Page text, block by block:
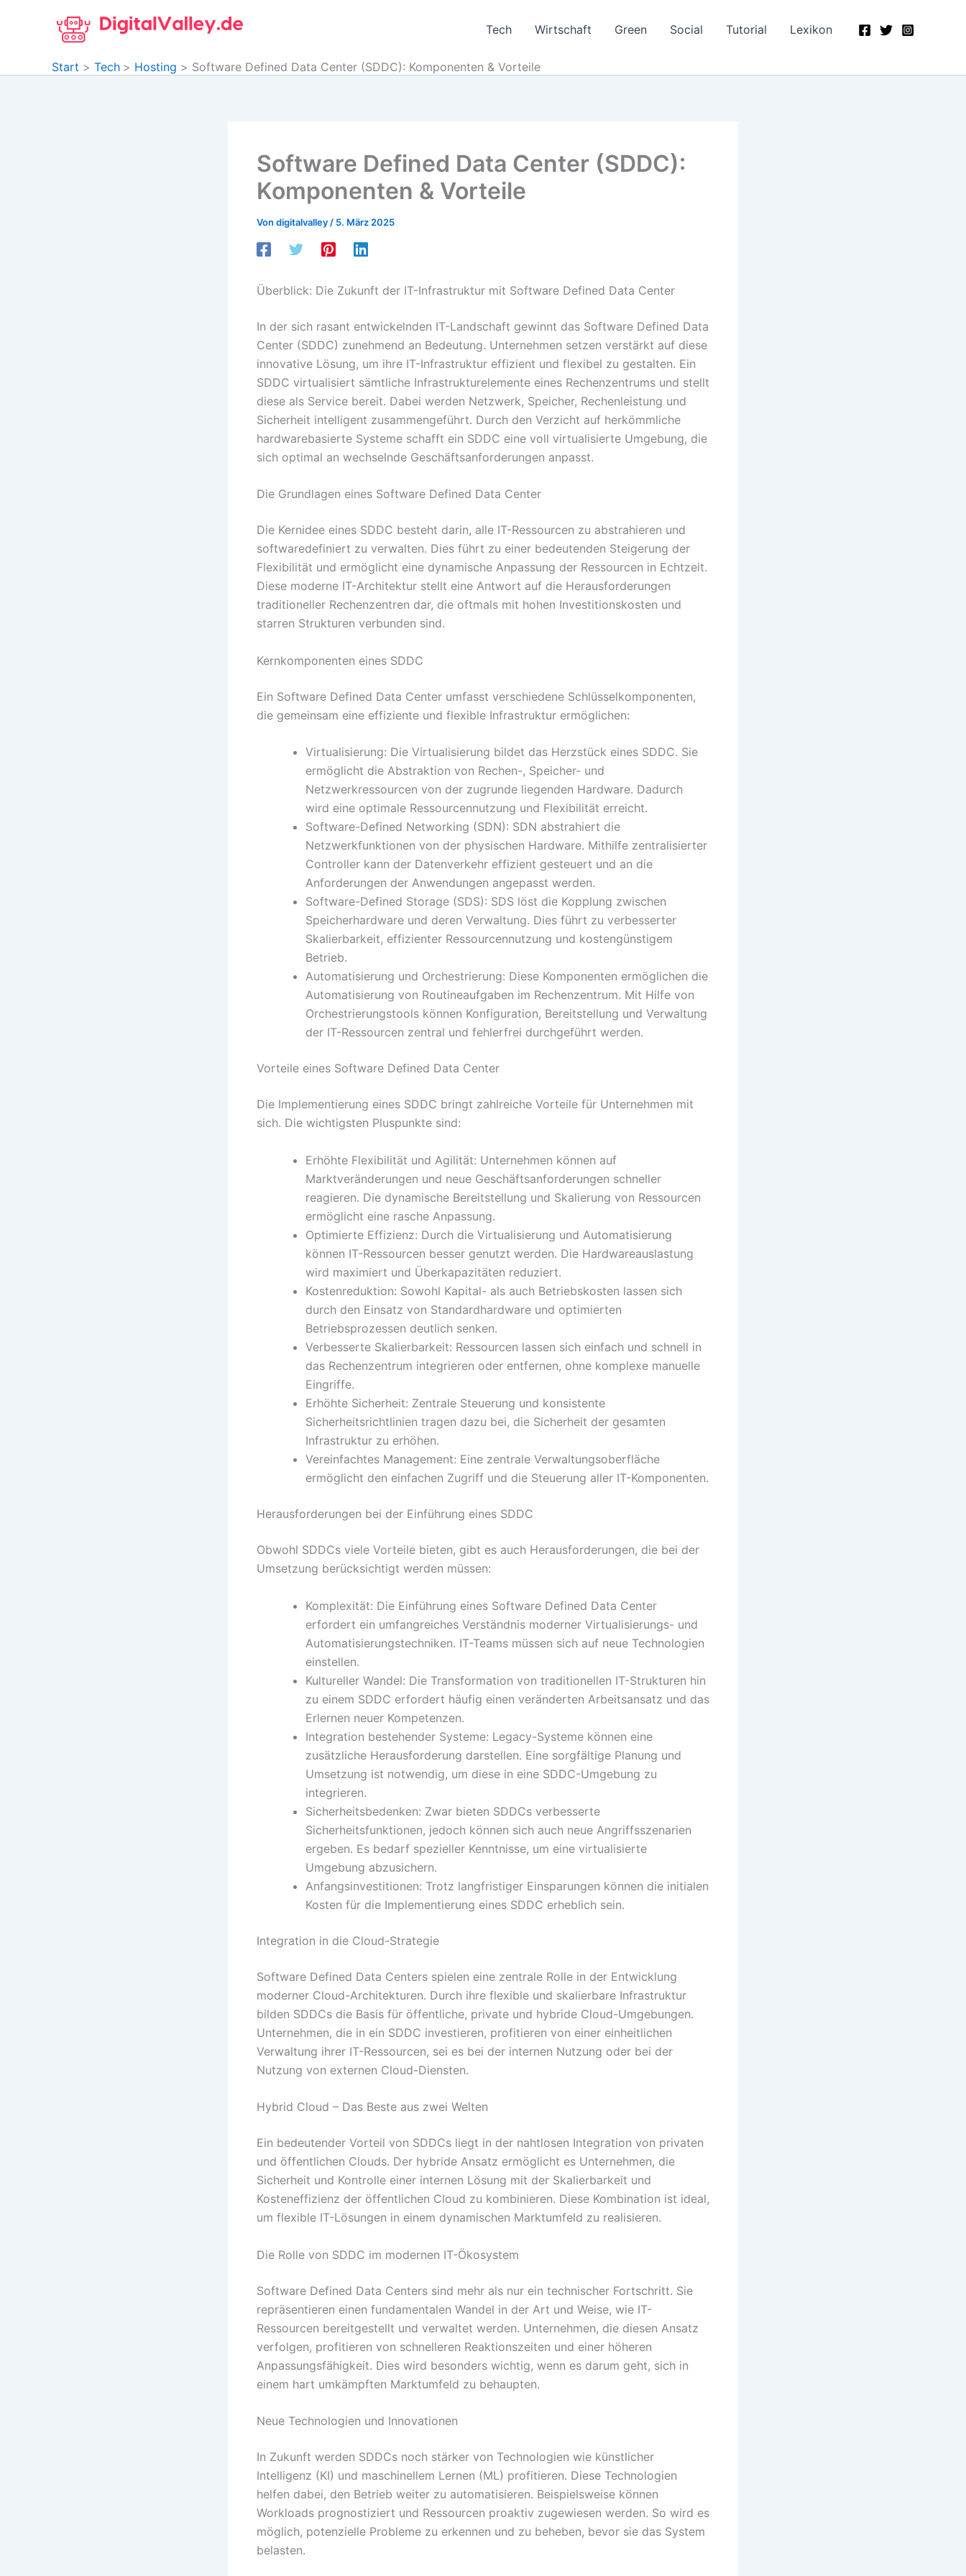
Tech Wirtschaft Green Social Tutorial Lexikon
Start Tech Hosting Software Defined Data Center (SDDC): Komponenten & Vorteile
Software Defined Data Center (SDDC):
Komponenten & Vorteile
Von digitalvalley / 5. März 2025
Überblick: Die Zukunft der IT-Infrastruktur mit Software Defined Data Center
In der sich rasant entwickelnden IT-Landschaft gewinnt das Software Defined Data
Center (SDDC) zunehmend an Bedeutung. Unternehmen setzen verstärkt auf diese
innovative Lösung, um ihre IT-Infrastruktur effizient und flexibel zu gestalten. Ein
SDDC virtualisiert sämtliche Infrastrukturelemente eines Rechenzentrums und stellt
diese als Service bereit. Dabei werden Netzwerk, Speicher, Rechenleistung und
Sicherheit intelligent zusammengeführt. Durch den Verzicht auf herkömmliche
hardwarebasierte Systeme schafft ein SDDC eine voll virtualisierte Umgebung, die
sich optimal an wechselnde Geschäftsanforderungen anpasst.
Die Grundlagen eines Software Defined Data Center
Die Kernidee eines SDDC besteht darin, alle IT-Ressourcen zu abstrahieren und
softwaredefiniert zu verwalten. Dies führt zu einer bedeutenden Steigerung der
Flexibilität und ermöglicht eine dynamische Anpassung der Ressourcen in Echtzeit.
Diese moderne IT-Architektur stellt eine Antwort auf die Herausforderungen
traditioneller Rechenzentren dar, die oftmals mit hohen Investitionskosten und
starren Strukturen verbunden sind.
Kernkomponenten eines SDDC
Ein Software Defined Data Center umfasst verschiedene Schlüsselkomponenten,
die gemeinsam eine effiziente und flexible Infrastruktur ermöglichen:
Virtualisierung: Die Virtualisierung bildet das Herzstück eines SDDC. Sie
ermöglicht die Abstraktion von Rechen-, Speicher- und
Netzwerkressourcen von der zugrunde liegenden Hardware. Dadurch
wird eine optimale Ressourcennutzung und Flexibilität erreicht.
Software-Defined Networking (SDN): SDN abstrahiert die
Netzwerkfunktionen von der physischen Hardware. Mithilfe zentralisierter
Controller kann der Datenverkehr effizient gesteuert und an die
Anforderungen der Anwendungen angepasst werden.
Software-Defined Storage (SDS): SDS löst die Kopplung zwischen
Speicherhardware und deren Verwaltung. Dies führt zu verbesserter
Skalierbarkeit, effizienter Ressourcennutzung und kostengünstigem
Betrieb.
Automatisierung und Orchestrierung: Diese Komponenten ermöglichen die
Automatisierung von Routineaufgaben im Rechenzentrum. Mit Hilfe von
Orchestrierungstools können Konfiguration, Bereitstellung und Verwaltung
der IT-Ressourcen zentral und fehlerfrei durchgeführt werden.
Vorteile eines Software Defined Data Center
Die Implementierung eines SDDC bringt zahlreiche Vorteile für Unternehmen mit
sich. Die wichtigsten Pluspunkte sind:
Erhöhte Flexibilität und Agilität: Unternehmen können auf
Marktveränderungen und neue Geschäftsanforderungen schneller
reagieren. Die dynamische Bereitstellung und Skalierung von Ressourcen
ermöglicht eine rasche Anpassung.
Optimierte Effizienz: Durch die Virtualisierung und Automatisierung
können IT-Ressourcen besser genutzt werden. Die Hardwareauslastung
wird maximiert und Überkapazitäten reduziert.
Kostenreduktion: Sowohl Kapital- als auch Betriebskosten lassen sich
durch den Einsatz von Standardhardware und optimierten
Betriebsprozessen deutlich senken.
Verbesserte Skalierbarkeit: Ressourcen lassen sich einfach und schnell in
das Rechenzentrum integrieren oder entfernen, ohne komplexe manuelle
Eingriffe.
Erhöhte Sicherheit: Zentrale Steuerung und konsistente
Sicherheitsrichtlinien tragen dazu bei, die Sicherheit der gesamten
Infrastruktur zu erhöhen.
Vereinfachtes Management: Eine zentrale Verwaltungsoberfläche
ermöglicht den einfachen Zugriff und die Steuerung aller IT-Komponenten.
Herausforderungen bei der Einführung eines SDDC
Obwohl SDDCs viele Vorteile bieten, gibt es auch Herausforderungen, die bei der
Umsetzung berücksichtigt werden müssen:
Komplexität: Die Einführung eines Software Defined Data Center
erfordert ein umfangreiches Verständnis moderner Virtualisierungs- und
Automatisierungstechniken. IT-Teams müssen sich auf neue Technologien
einstellen.
Kultureller Wandel: Die Transformation von traditionellen IT-Strukturen hin
zu einem SDDC erfordert häufig einen veränderten Arbeitsansatz und das
Erlernen neuer Kompetenzen.
Integration bestehender Systeme: Legacy-Systeme können eine
zusätzliche Herausforderung darstellen. Eine sorgfältige Planung und
Umsetzung ist notwendig, um diese in eine SDDC-Umgebung zu
integrieren.
Sicherheitsbedenken: Zwar bieten SDDCs verbesserte
Sicherheitsfunktionen, jedoch können sich auch neue Angriffsszenarien
ergeben. Es bedarf spezieller Kenntnisse, um eine virtualisierte
Umgebung abzusichern.
Anfangsinvestitionen: Trotz langfristiger Einsparungen können die initialen
Kosten für die Implementierung eines SDDC erheblich sein.
Integration in die Cloud-Strategie
Software Defined Data Centers spielen eine zentrale Rolle in der Entwicklung
moderner Cloud-Architekturen. Durch ihre flexible und skalierbare Infrastruktur
bilden SDDCs die Basis für öffentliche, private und hybride Cloud-Umgebungen.
Unternehmen, die in ein SDDC investieren, profitieren von einer einheitlichen
Verwaltung ihrer IT-Ressourcen, sei es bei der internen Nutzung oder bei der
Nutzung von externen Cloud-Diensten.
Hybrid Cloud – Das Beste aus zwei Welten
Ein bedeutender Vorteil von SDDCs liegt in der nahtlosen Integration von privaten
und öffentlichen Clouds. Der hybride Ansatz ermöglicht es Unternehmen, die
Sicherheit und Kontrolle einer internen Lösung mit der Skalierbarkeit und
Kosteneffizienz der öffentlichen Cloud zu kombinieren. Diese Kombination ist ideal,
um flexible IT-Lösungen in einem dynamischen Marktumfeld zu realisieren.
Die Rolle von SDDC im modernen IT-Ökosystem
Software Defined Data Centers sind mehr als nur ein technischer Fortschritt. Sie
repräsentieren einen fundamentalen Wandel in der Art und Weise, wie IT-
Ressourcen bereitgestellt und verwaltet werden. Unternehmen, die diesen Ansatz
verfolgen, profitieren von schnelleren Reaktionszeiten und einer höheren
Anpassungsfähigkeit. Dies wird besonders wichtig, wenn es darum geht, sich in
einem hart umkämpften Marktumfeld zu behaupten.
Neue Technologien und Innovationen
In Zukunft werden SDDCs noch stärker von Technologien wie künstlicher
Intelligenz (KI) und maschinellem Lernen (ML) profitieren. Diese Technologien
helfen dabei, den Betrieb weiter zu automatisieren. Beispielsweise können
Workloads prognostiziert und Ressourcen proaktiv zugewiesen werden. So wird es
möglich, potenzielle Probleme zu erkennen und zu beheben, bevor sie das System
belasten.